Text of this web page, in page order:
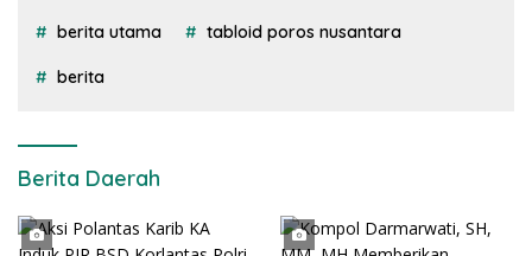
berita utama tabloid poros nusantara
berita
Berita Daerah